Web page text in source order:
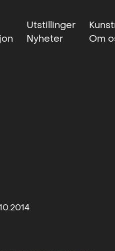
Utstillinger
Nyheter Om